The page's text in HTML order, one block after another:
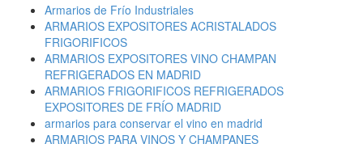
Armarios de Frío Industriales
ARMARIOS EXPOSITORES ACRISTALADOS
FRIGORIFICOS
ARMARIOS EXPOSITORES VINO CHAMPAN
REFRIGERADOS EN MADRID
ARMARIOS FRIGORIFICOS REFRIGERADOS
EXPOSITORES DE FRÍO MADRID
armarios para conservar el vino en madrid
ARMARIOS PARA VINOS Y CHAMPANES